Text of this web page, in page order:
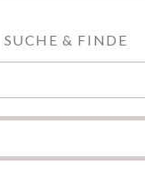
SUCHE & FINDE